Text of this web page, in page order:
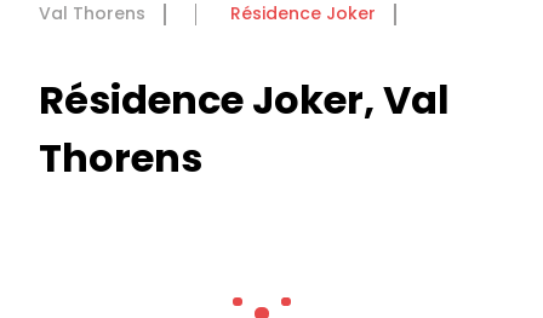
Val Thorens
Résidence Joker
Résidence Joker, Val
Thorens